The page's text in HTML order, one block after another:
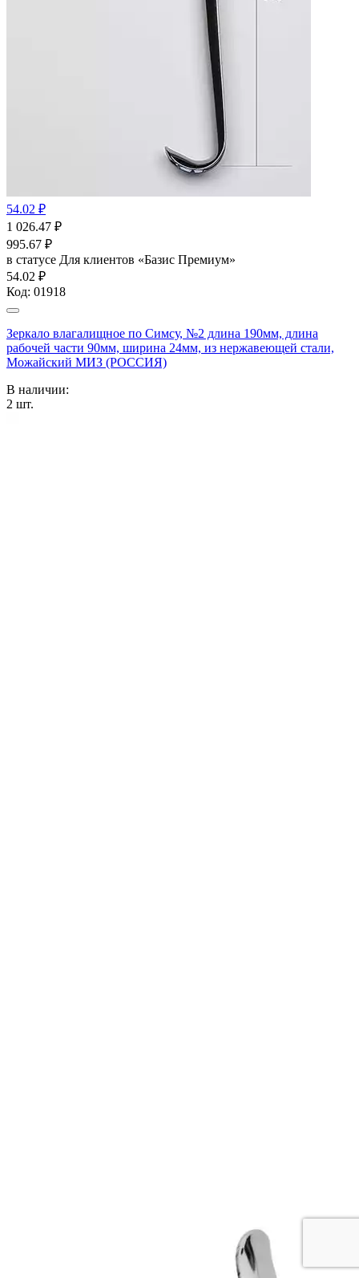
54.02 ₽
1 026.47 ₽
995.67 ₽
в статусе Для клиентов «Базис Премиум»
54.02 ₽
Код: 01918
Зеркало влагалищное по Симсу, №2 длина 190мм, длина
рабочей части 90мм, ширина 24мм, из нержавеющей стали,
Можайский МИЗ (РОССИЯ)
В наличии:
2 шт.